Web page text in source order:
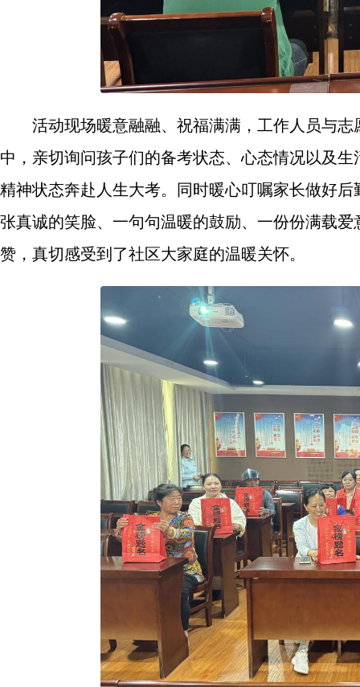
活动现场暖意融融、祝福满满，工作人员与
中，亲切询问孩子们的备考状态、心态情况以及
精神状态奔赴人生大考。同时暖心叮嘱家长做好
张真诚的笑脸、一句句温暖的鼓励、一份份满载
赞，真切感受到了社区大家庭的温暖关怀。